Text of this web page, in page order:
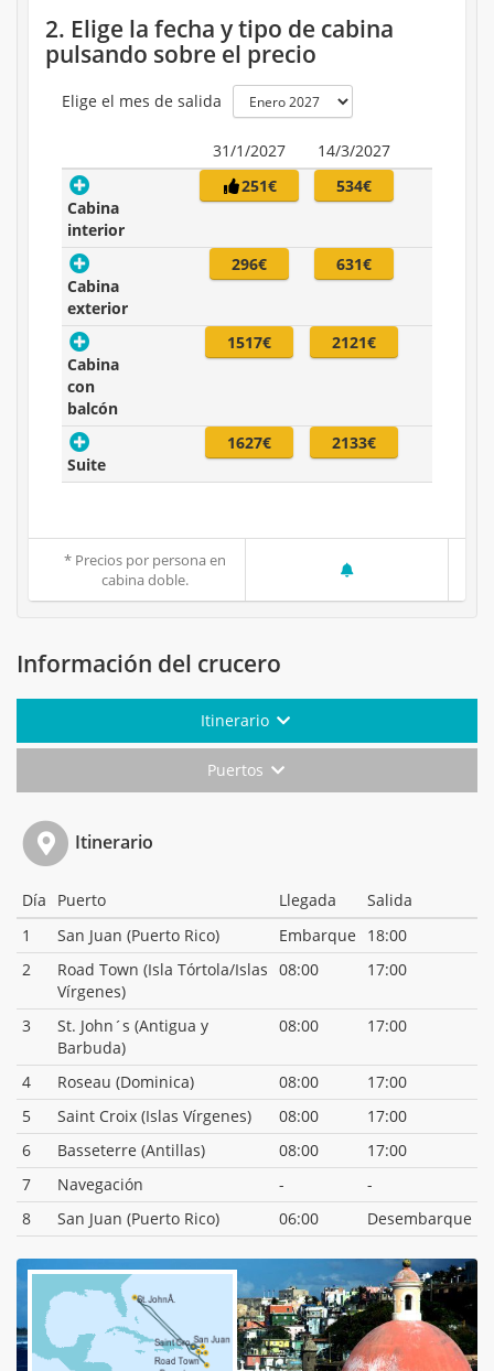
2. Elige la fecha y tipo de cabina
pulsando sobre el precio
Elige el mes de salida
31/1/2027 14/3/2027
Cabina
interior
251€ 534€
Cabina
exterior
296€ 631€
Cabina
con
balcón
1517€ 2121€
Suite
1627€ 2133€
* Precios por persona en
cabina doble.
Información del crucero
Itinerario
Puertos
Itinerario
Día Puerto Llegada
Salida
1
San Juan (Puerto Rico) Embarque
18:00
2
Road Town (Isla Tórtola/Islas
Vírgenes)
08:00 17:00
3
St. John´s (Antigua y
Barbuda)
08:00 17:00
4 Roseau (Dominica) 08:00
17:00
5
Saint Croix (Islas Vírgenes) 08:00
17:00
6
Basseterre (Antillas) 08:00
17:00
7
Navegación -
-
8
San Juan (Puerto Rico) 06:00 Desembarque